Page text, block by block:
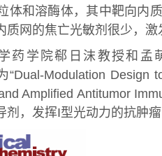
体和溶酶体，其中靶向内
质网的焦亡光敏剂很少，
药学院郗日沫教授和孟
Modulation Design
Amplified Antitumor
剂，发挥I型光动力的抗肿